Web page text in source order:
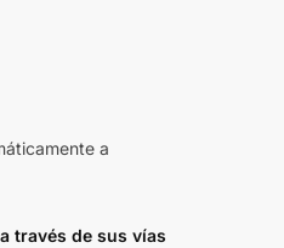
a
través de sus vías